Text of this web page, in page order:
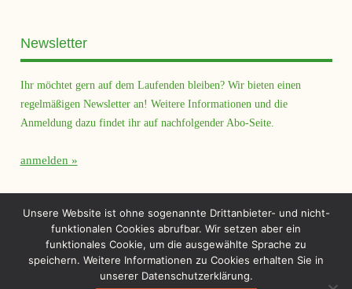
Newsletter
Ihr möchtet gern auf dem Laufenden bleiben? Wir bieten einen
regelmäßigen Newsletter an! Weitere Informationen und die
Anmeldung dazu findet ihr auf nachfolgender Abo-Seite.
anmelden
Unsere Website ist ohne sogenannte Drittanbieter- und nicht-
funktionalen Cookies abrufbar. Wir setzen aber ein
funktionales Cookie, um die ausgewählte Sprache zu
speichern. Weitere Informationen zu Cookies erhalten Sie in
unserer Datenschutzerklärung.